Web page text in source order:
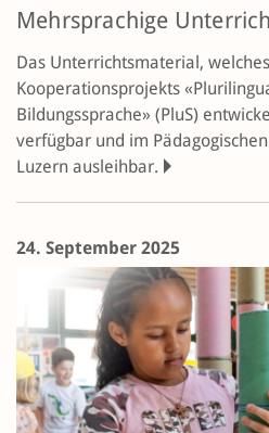
Mehrsprachige
Das Unterrichtsmaterial,
Kooperationsprojekts
Bildungssprache» (PluS)
verfügbar und im
Luzern ausleihbar.
24. September 2025